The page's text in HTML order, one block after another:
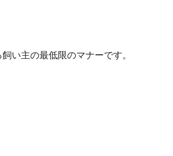
い主の最低限のマナーです。